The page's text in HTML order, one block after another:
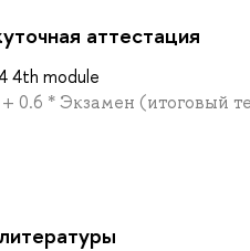
аттестация
4th module
+ 0.6 * Экзамен (итоговый